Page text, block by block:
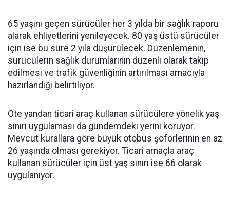
65 yaşını geçen sürücüler her 3 yılda bir sağlık raporu
alarak ehliyetlerini yenileyecek. 80 yaş üstü sürücüler
için ise bu süre 2 yıla düşürülecek. Düzenlemenin,
sürücülerin sağlık durumlarının düzenli olarak takip
edilmesi ve trafik güvenliğinin artırılması amacıyla
hazırlandığı belirtiliyor.
Öte yandan ticari araç kullanan sürücülere yönelik yaş
sınırı uygulaması da gündemdeki yerini koruyor.
Mevcut kurallara göre büyük otobüs şoförlerinin en az
26 yaşında olması gerekiyor. Ticari amaçla araç
kullanan sürücüler için üst yaş sınırı ise 66 olarak
uygulanıyor.